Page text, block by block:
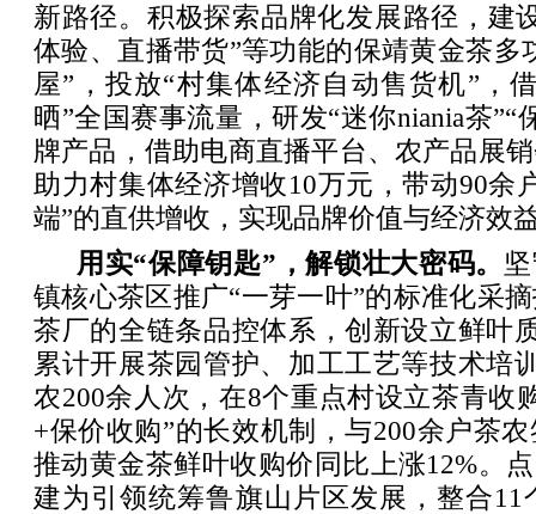
新路径。积极探索品牌化发展路径，建
体验、直播带货”等功能的保靖黄金茶
屋”，投放“村集体经济自动售货机”，
晒”全国赛事流量，研发“迷你niania茶”“
牌产品，借助电商直播平台、农产品展
助力村集体经济增收10万元，带动90余
端”的直供增收，实现品牌价值与经济效
用实“保障钥匙”，解锁壮大密码。
镇核心茶区推广“一芽一叶”的标准化采
茶厂的全链条品控体系，创新设立鲜叶
累计开展茶园管护、加工工艺等技术培
农200余人次，在8个重点村设立茶青收
+保价收购”的长效机制，与200余户茶
推动黄金茶鲜叶收购价同比上涨12%。
建为引领统筹鲁旗山片区发展，整合11